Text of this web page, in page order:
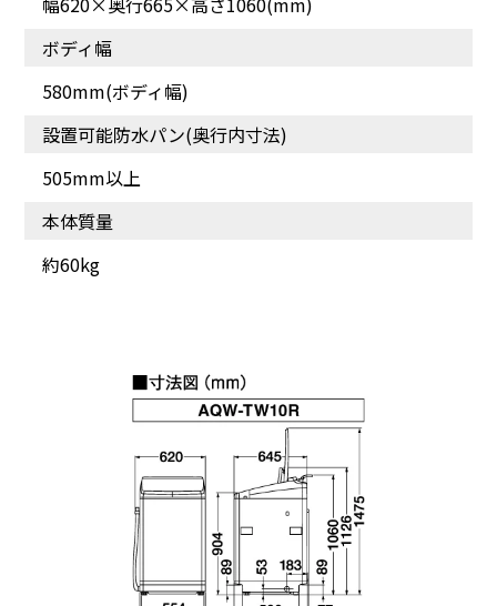
あきらめていた汚れもキ
レイに
スピーディーにふんわり
スピーディーにふんわり
燥ジワも抑える
ボディ幅
580mm(ボディ幅)
設置可能防水パン(奥行内寸法)
505mm以上
本体質量
約60kg